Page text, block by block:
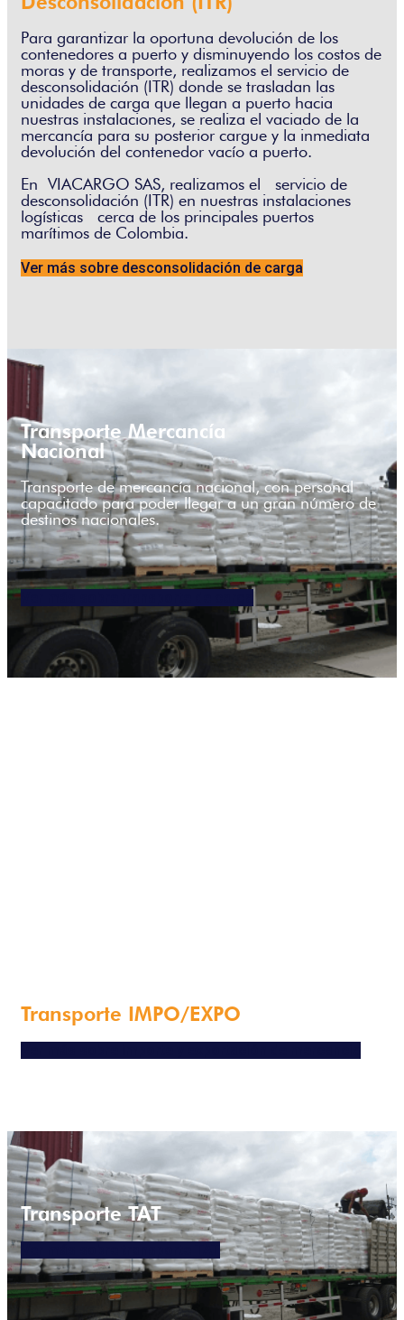
Para garantizar la oportuna devolución de los
contenedores a puerto y disminuyendo los costos de
moras y de transporte, realizamos el servicio de
desconsolidación (ITR) donde se trasladan las
unidades de carga que llegan a puerto hacia
nuestras instalaciones, se realiza el vaciado de la
mercancía para su posterior cargue y la inmediata
devolución del contenedor vacío a puerto.
En VIACARGO SAS, realizamos el servicio de
desconsolidación (ITR) en nuestras instalaciones
logísticas cerca de los principales puertos
marítimos de Colombia.
Ver más sobre desconsolidación de carga
Transporte Mercancía
Nacional
Transporte de mercancía nacional, con personal
capacitado para poder llegar a un gran número de
destinos nacionales.
Transporte IMPO/EXPO
Transporte TAT